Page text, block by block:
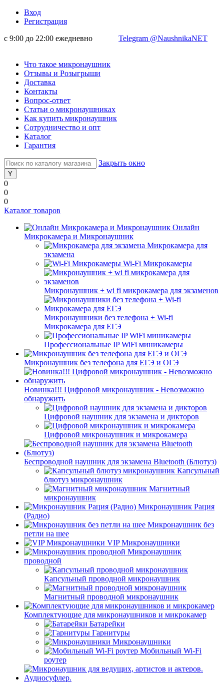
Вход
Регистрация
с 9:00 до 22:00 ежедневно
Telegram @NaushnikaNET
Что такое микронаушник
Отзывы и Розыгрыши
Доставка
Контакты
Вопрос-ответ
Статьи о микронаушниках
Как купить микронаушник
Сотрудничество и опт
Каталог
Гарантия
Закрыть окно
0
0
0
Каталог товаров
Онлайн
Микрокамера и Микронаушник
Микрокамера для
экзамена
Wi-Fi Микрокамеры
Микронаушник + wi fi микрокамера для экзаменов
Микронаушники без телефона + Wi-fi
Микрокамера для ЕГЭ
Профессиональные IP WiFi миникамеры
Микронаушник без телефона для ЕГЭ и ОГЭ
Новинка!!! Цифровой микронаушник - Невозможно
обнаружить
Цифровой наушник для экзамена и дикторов
Цифровой микронаушник и микрокамера
Беспроводной наушник для экзамена Bluetooth (Блютуз)
Капсульный
блютуз микронаушник
Магнитный
микронаушник
Микронаушник Рация
(Радио)
Микронаушник без
петли на шее
VIP Микронаушники
Микронаушник
проводной
Капсульный проводной микронаушник
Магнитный проводной микронаушник
Комплектующие для микронаушников и микрокамер
Батарейки
Гарнитуры
Микронаушники
Мобильный Wi-Fi
роутер